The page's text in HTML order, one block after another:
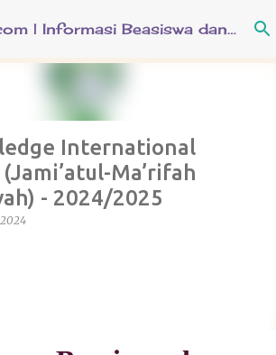
Langsung ke konten utama Minhatiy.com | Informasi Beasiswa dan Pendidikan Keislaman
International
Ma’rifah
- 2024/2025